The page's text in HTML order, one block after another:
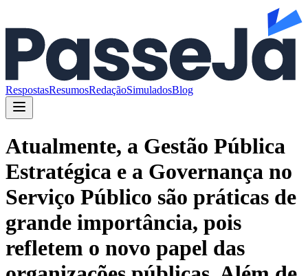
RespostasResumosRedaçãoSimuladosBlog
Atualmente, a Gestão Pública
Estratégica e a Governança no
Serviço Público são práticas de
grande importância, pois
refletem o novo papel das